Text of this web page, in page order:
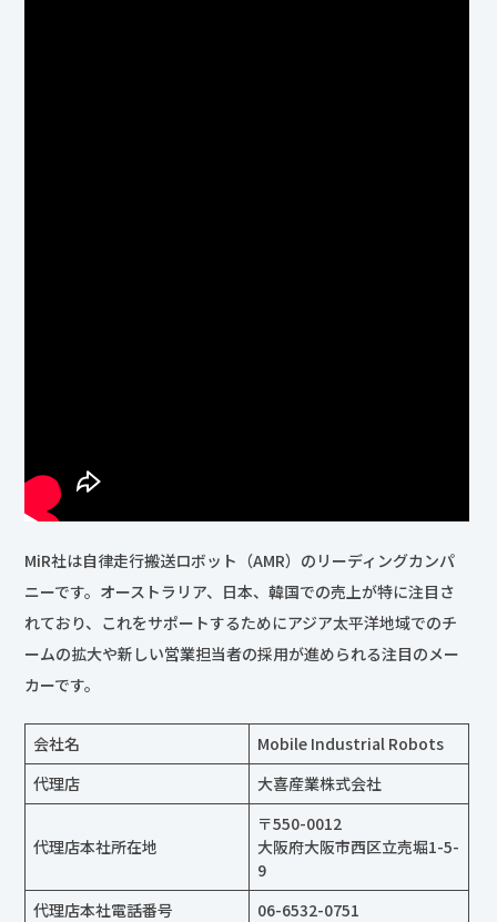
MiR社は自律走行搬送ロボット（AMR）のリーディングカンパ
ニーです。オーストラリア、日本、韓国での売上が特に注目さ
れており、これをサポートするためにアジア太平洋地域でのチ
ームの拡大や新しい営業担当者の採用が進められる注目のメー
カーです。
会社名
Mobile Industrial Robots
代理店
大喜産業株式会社
代理店本社所在地
〒550-0012
大阪府大阪市西区立売堀1-5-
9
代理店本社電話番号
06-6532-0751